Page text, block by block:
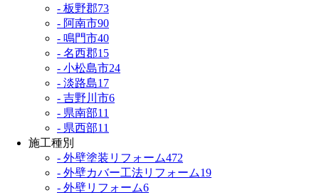
- 板野郡73
- 阿南市90
- 鳴門市40
- 名西郡15
- 小松島市24
- 淡路島17
- 吉野川市6
- 県南部11
- 県西部11
施工種別
- 外壁塗装リフォーム472
- 外壁カバー工法リフォーム19
- 外壁リフォーム6